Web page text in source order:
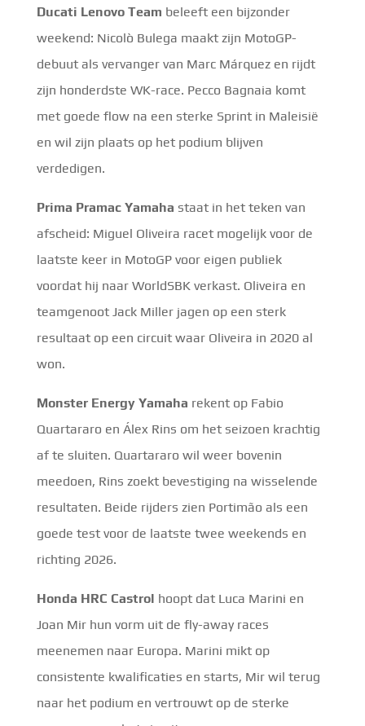
Ducati Lenovo Team beleeft een bijzonder
weekend: Nicolò Bulega maakt zijn MotoGP-
debuut als vervanger van Marc Márquez en rijdt
zijn honderdste WK-race. Pecco Bagnaia komt
met goede flow na een sterke Sprint in Maleisië
en wil zijn plaats op het podium blijven
verdedigen.
Prima Pramac Yamaha staat in het teken van
afscheid: Miguel Oliveira racet mogelijk voor de
laatste keer in MotoGP voor eigen publiek
voordat hij naar WorldSBK verkast. Oliveira en
teamgenoot Jack Miller jagen op een sterk
resultaat op een circuit waar Oliveira in 2020 al
won.
Monster Energy Yamaha rekent op Fabio
Quartararo en Álex Rins om het seizoen krachtig
af te sluiten. Quartararo wil weer bovenin
meedoen, Rins zoekt bevestiging na wisselende
resultaten. Beide rijders zien Portimão als een
goede test voor de laatste twee weekends en
richting 2026.
Honda HRC Castrol hoopt dat Luca Marini en
Joan Mir hun vorm uit de fly-away races
meenemen naar Europa. Marini mikt op
consistente kwalificaties en starts, Mir wil terug
naar het podium en vertrouwt op de sterke